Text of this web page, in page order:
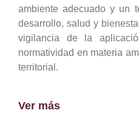
ambiente adecuado y un
desarrollo, salud y
vigilancia de la
normatividad en materia
territorial.
Ver más